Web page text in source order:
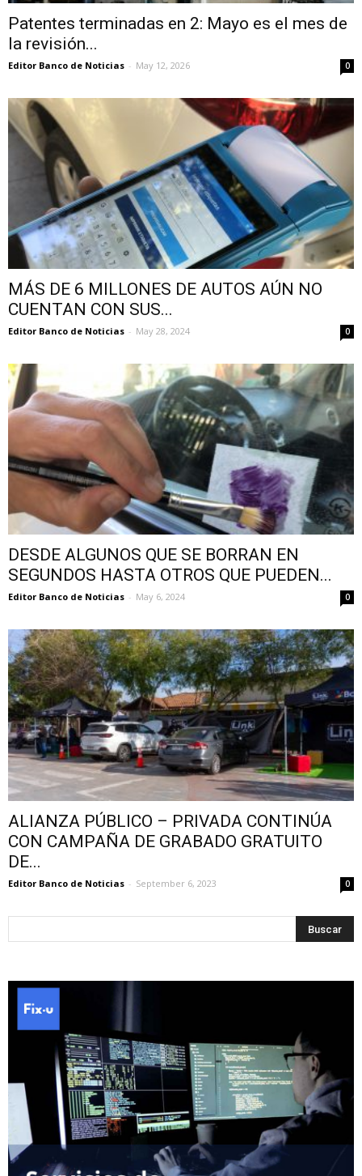
Patentes terminadas en 2: Mayo es el mes de
la revisión...
Editor Banco de Noticias - May 12, 2026 0
MÁS DE 6 MILLONES DE AUTOS AÚN NO
CUENTAN CON SUS...
Editor Banco de Noticias - May 28, 2024 0
DESDE ALGUNOS QUE SE BORRAN EN
SEGUNDOS HASTA OTROS QUE PUEDEN...
Editor Banco de Noticias - May 6, 2024 0
ALIANZA PÚBLICO – PRIVADA CONTINÚA
CON CAMPAÑA DE GRABADO GRATUITO
DE...
Editor Banco de Noticias - September 6, 2023 0